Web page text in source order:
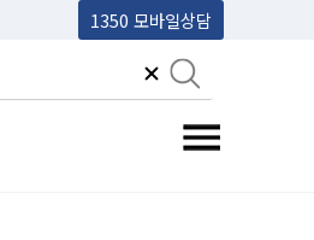
1350 모바일상담
전체메뉴 토글